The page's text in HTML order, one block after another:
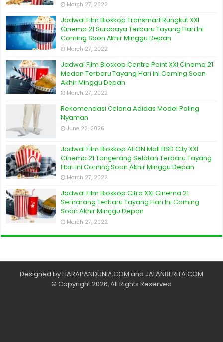
March 27, 2022
Jadwal Film Bioskop Transmart Rungkut XXI
Cinema 21 Surabaya Terbaru Tayang Hari Ini
Coming Soon Akhir Minggu Depan
March 27, 2022
Jadwal Film Bioskop Centre Point XXI Cinema 21
Medan Terbaru Tayang Hari Ini Coming Soon
Akhir Minggu Depan
March 27, 2022
Rekomendasi Celana Adidas Model Paling
Nyaman
June 22, 2026
Jadwal Film Bioskop AEON Mall BSD City XXI
Cinema 21 Tangerang Selatan Terbaru Tayang
Hari Ini Coming Soon Akhir Minggu Depan
March 27, 2022
Jadwal Film Bioskop Citra XXI Cinema 21
Semarang Terbaru Tayang Hari Ini Coming
Soon Akhir Minggu Depan
March 27, 2022
Designed byHARAPANDUNIA.COM and JALANBERITA.COM
© Copyright 2026, All Rights Reserved